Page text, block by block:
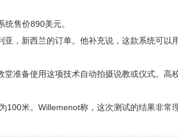
售价890美元。
，新西兰的订单。他补充说，这款系统可以
准备使用这项技术自动拍摄说教或仪式。高
100米。Willemenot称，这次测试的结果非常